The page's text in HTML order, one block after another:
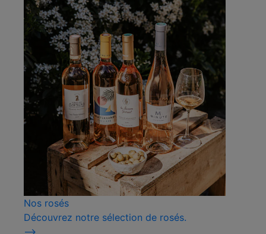
Nos rosés
Découvrez notre sélection de rosés.
⟶